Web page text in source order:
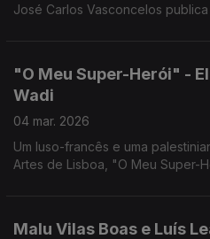
José Carlos Vasconcelos
"O Meu Super-Herói" -
Wadi
04 mar. 2026
Um luso-francês e uma
Artes de Lisboa, "O Meu Super-
Malu Vilas Boas e Luís